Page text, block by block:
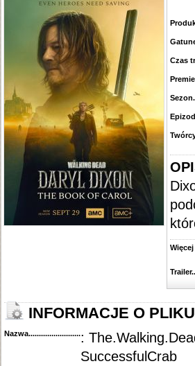
Czas
Więcej
INFORMACJE O PLIKU
Nazwa.............................................
:
SuccessfulCrab